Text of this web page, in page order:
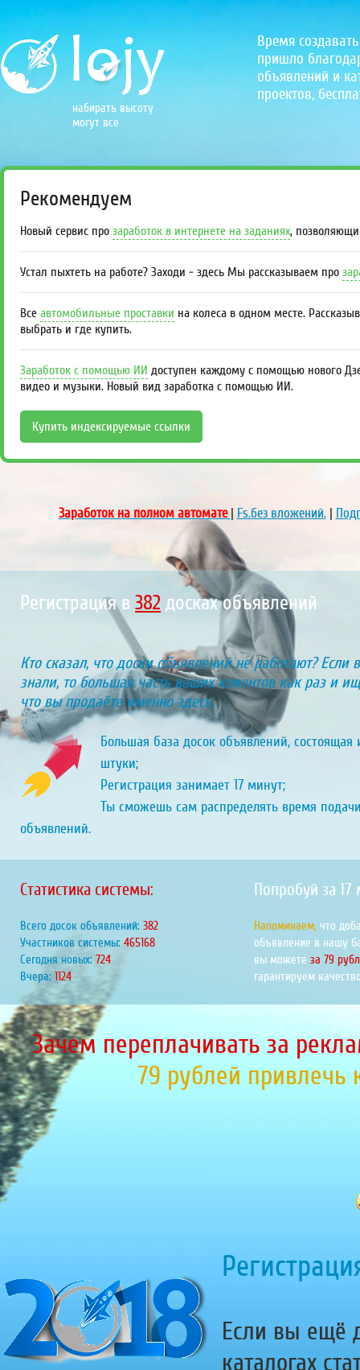
набирать высоту
могут все
Время
пришло
объявлений и
проектов,
Рекомендуем
Новый сервис про заработок в интернете на заданиях,
Устал пыхтеть на работе? Заходи - здесь Мы рассказываем про
Все автомобильные проставки на колеса в одном месте.
выбрать и где купить.
Заработок с помощью ИИ доступен каждому с помощью нового
видео и музыки. Новый вид заработка с помощью ИИ.
Купить индексируемые ссылки
Заработок на полном автомате| Fs.без вложений.|
Регистрация в 436 досках объявлений
Кто сказал, что доски объявлений не работают? Если
знали, то большая часть ваших клиентов как раз и
что вы продаёте именно здесь.
Большая база досок объявлений, состоящая
штуки;
Регистрация занимает 17 минут;
Ты сможешь сам распределять время
объявлений.
Статистика системы:
Всего досок объявлений: 436
Участников системы: 531544
Сегодня новых: 827
Вчера: 1284
Попробуй за 17
Напоминаем, что
объявление в нашу
вы можете за 79
гарантируем
Зачем переплачивать за
79 рублей
Если вы ещё
каталогах